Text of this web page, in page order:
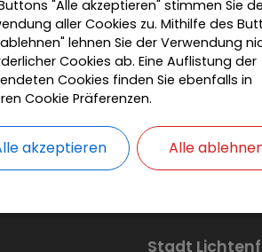
Rathaus + Service Service
Stadt
"Alle akzeptieren" stimmen Sie
aller Cookies zu. Mithilfe des
lehnen Sie der Verwendung
Cookies ab. Eine Auflistung der
Cookies finden Sie ebenfalls in
Cookie Präferenzen.
akzeptieren Alle